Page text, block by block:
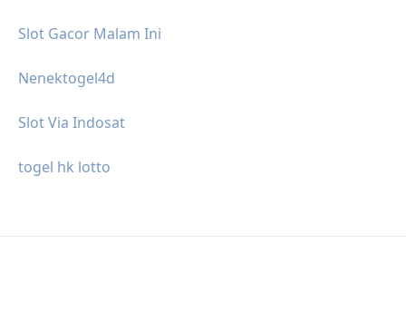
Slot Gacor Malam Ini
Nenektogel4d
Slot Via Indosat
togel hk lotto